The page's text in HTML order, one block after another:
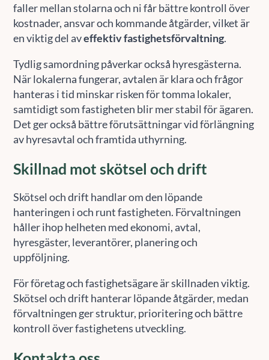
faller mellan stolarna och ni får bättre kontroll över
kostnader, ansvar och kommande åtgärder, vilket är
en viktig del aveffektiv fastighetsförvaltning.
Tydlig samordning påverkar också hyresgästerna.
När lokalerna fungerar, avtalen är klara och frågor
hanteras i tid minskar risken för tomma lokaler,
samtidigt som fastigheten blir mer stabil för ägaren.
Det ger också bättre förutsättningar vid förlängning
av hyresavtal och framtida uthyrning.
Skillnad mot skötsel och drift
Skötsel och drift handlar om den löpande
hanteringen i och runt fastigheten. Förvaltningen
håller ihop helheten med ekonomi, avtal,
hyresgäster, leverantörer, planering och
uppföljning.
För företag och fastighetsägare är skillnaden viktig.
Skötsel och drift hanterar löpande åtgärder, medan
förvaltningen ger struktur, prioritering och bättre
kontroll över fastighetens utveckling.